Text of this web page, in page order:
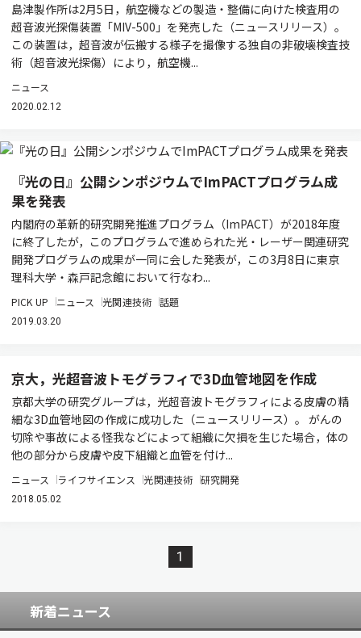
島津製作所は2月5日，航空機などの製造・整備に向けた検査用の
超音波光探傷装置「MIV-500」を発売した（ニュースリリース）。
この装置は，超音波が伝搬する様子を撮像する独自の非破壊検査技
術（超音波光探傷）により，航空機...
ニュース
2020.02.12
『光の日』公開シンポジウムでImPACTプログラム成
果を発表
内閣府の革新的研究開発推進プログラム（ImPACT）が2018年度
に終了したが，このプログラムで進められた光・レーザー関連研究
開発プログラムの成果が一同に会した発表が，この3月8日に東京
理科大学・森戸記念館において行なわ...
PICK UP ニュース 光関連技術 話題
2019.03.20
京大，光超音波トモグラフィで3D血管地図を作成
京都大学の研究グループは，光超音波トモグラフィによる皮膚の精
細な3D血管地図の作成に成功した（ニュースリリース）。 がんの
切除や事故による怪我などによって組織に欠損を生じた場合，体の
他の部分から皮膚や皮下組織と血管を付け...
ニュース ライフサイエンス 光関連技術 研究開発
2018.05.02
1
新着ニュース